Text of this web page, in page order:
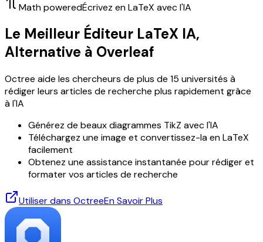
Math poweredÉcrivez en LaTeX avec l'IA
Le Meilleur Éditeur LaTeX IA,
Alternative à Overleaf
Octree aide les chercheurs de plus de 15 universités à
rédiger leurs articles de recherche plus rapidement grâce
à l'IA
Générez de beaux diagrammes TikZ avec l'IA
Téléchargez une image et convertissez-la en LaTeX
facilement
Obtenez une assistance instantanée pour rédiger et
formater vos articles de recherche
Utiliser dans OctreeEn Savoir Plus